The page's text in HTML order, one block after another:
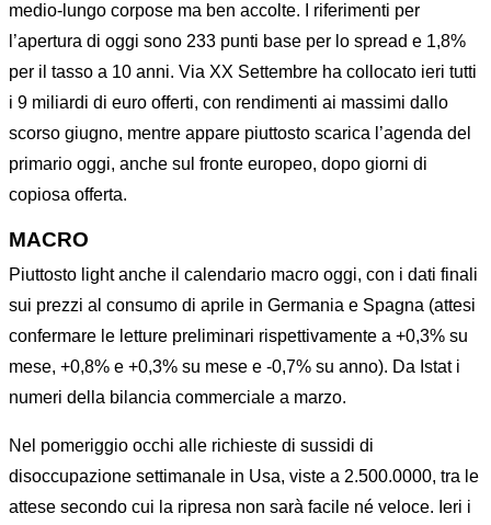
medio-lungo corpose ma ben accolte. I riferimenti per
l’apertura di oggi sono 233 punti base per lo spread e 1,8%
per il tasso a 10 anni. Via XX Settembre ha collocato ieri tutti
i 9 miliardi di euro offerti, con rendimenti ai massimi dallo
scorso giugno, mentre appare piuttosto scarica l’agenda del
primario oggi, anche sul fronte europeo, dopo giorni di
copiosa offerta.
MACRO
Piuttosto light anche il calendario macro oggi, con i dati finali
sui prezzi al consumo di aprile in Germania e Spagna (attesi
confermare le letture preliminari rispettivamente a +0,3% su
mese, +0,8% e +0,3% su mese e -0,7% su anno). Da Istat i
numeri della bilancia commerciale a marzo.
Nel pomeriggio occhi alle richieste di sussidi di
disoccupazione settimanale in Usa, viste a 2.500.0000, tra le
attese secondo cui la ripresa non sarà facile né veloce. Ieri i